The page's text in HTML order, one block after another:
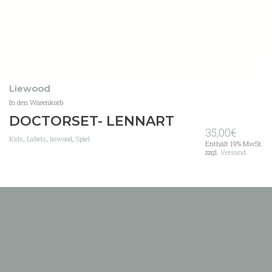
Liewood
In den Warenkorb
DOCTORSET- LENNART
Kids Labels liewood Spiel 35,00€
Enthält 19% MwSt.
zzgl. Versand